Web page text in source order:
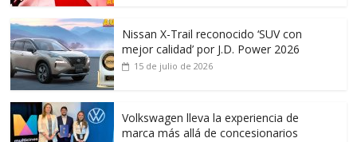
Nissan X-Trail reconocido ‘SUV con
mejor calidad’ por J.D. Power 2026
15 de julio de 2026
Volkswagen lleva la experiencia de
marca más allá de concesionarios